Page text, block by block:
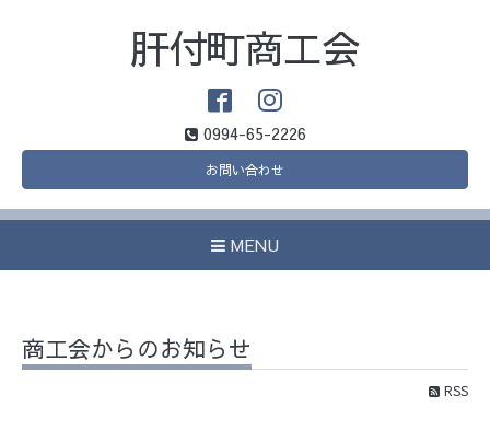
肝付町商工会
0994-65-2226
お問い合わせ
MENU
商工会からのお知らせ
RSS